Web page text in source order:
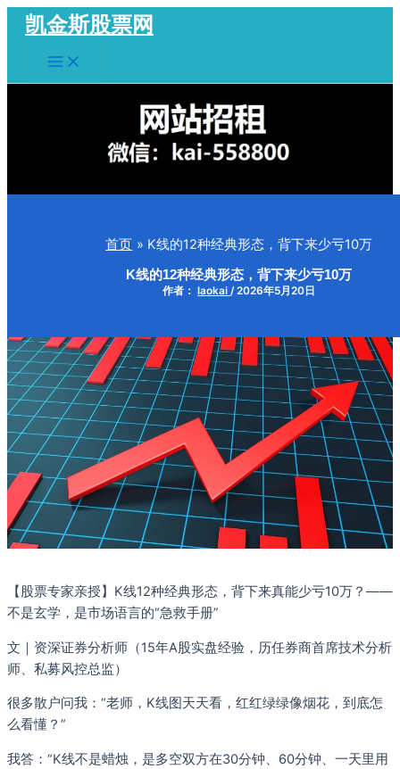
容
凯金斯股票网
Main
Menu
首页 K线的12种经典形态，背下来少亏10万
K线的12种经典形态，背下来少亏10万
作者： laokai /2026年5月20日
【股票专家亲授】K线12种经典形态，背下来真能少亏10万？——
不是玄学，是市场语言的“急救手册”
文｜资深证券分析师（15年A股实盘经验，历任券商首席技术分析
师、私募风控总监）
很多散户问我：“老师，K线图天天看，红红绿绿像烟花，到底怎
么看懂？”
我答：“K线不是蜡烛，是多空双方在30分钟、60分钟、一天里用